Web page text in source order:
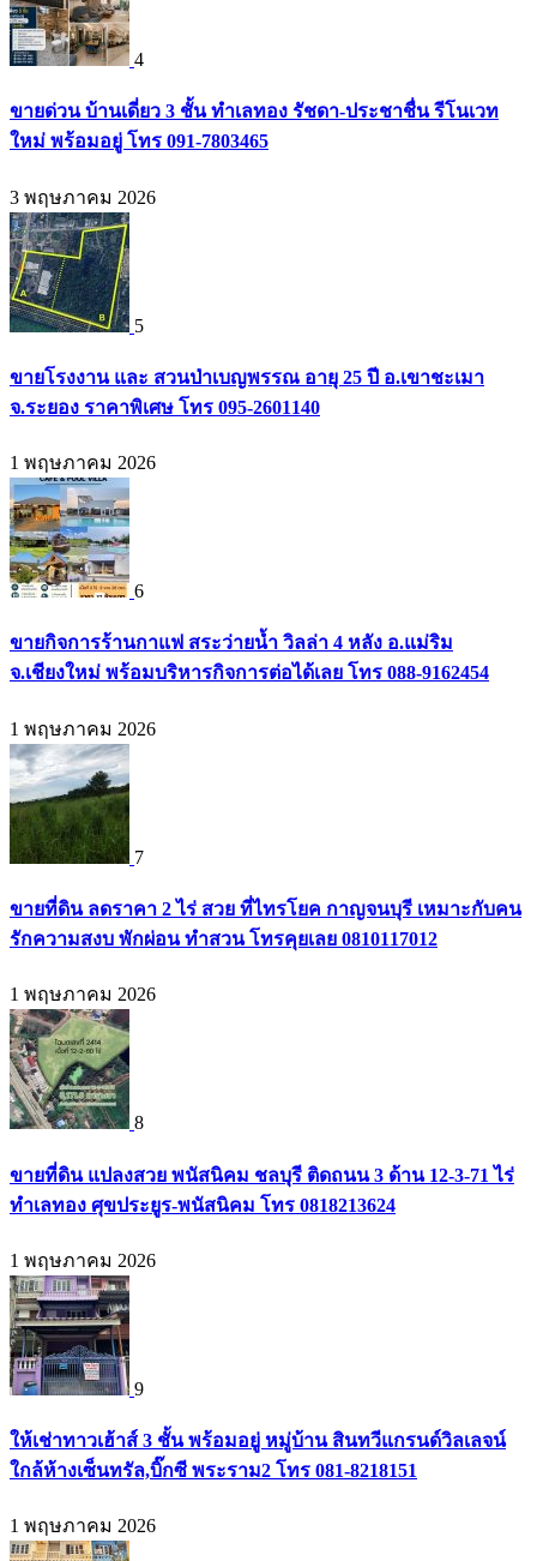
4
ขายด่วน บ้านเดี่ยว 3 ชั้น ทำเลทอง รัชดา-ประชาชื่น รีโนเวท
ใหม่ พร้อมอยู่ โทร 091-7803465
3 พฤษภาคม 2026
5
ขายโรงงาน และ สวนป่าเบญพรรณ อายุ 25 ปี อ.เขาชะเมา
จ.ระยอง ราคาพิเศษ โทร 095-2601140
1 พฤษภาคม 2026
6
ขายกิจการร้านกาแฟ สระว่ายน้ำ วิลล่า 4 หลัง อ.แม่ริม
จ.เชียงใหม่ พร้อมบริหารกิจการต่อได้เลย โทร 088-9162454
1 พฤษภาคม 2026
7
ขายที่ดิน ลดราคา 2 ไร่ สวย ที่ไทรโยค กาญจนบุรี เหมาะกับคน
รักความสงบ พักผ่อน ทำสวน โทรคุยเลย 0810117012
1 พฤษภาคม 2026
8
ขายที่ดิน แปลงสวย พนัสนิคม ชลบุรี ติดถนน 3 ด้าน 12-3-71 ไร่
ทำเลทอง ศุขประยูร-พนัสนิคม โทร 0818213624
1 พฤษภาคม 2026
9
ให้เช่าทาวเฮ้าส์ 3 ชั้น พร้อมอยู่ หมู่บ้าน สินทวีแกรนด์วิลเลจน์
ใกล้ห้างเซ็นทรัล,บิ๊กซี พระราม2 โทร 081-8218151
1 พฤษภาคม 2026